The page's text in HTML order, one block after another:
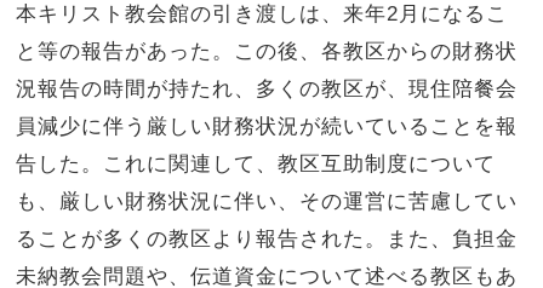
本キリスト教会館の引き渡しは、来年2月になるこ
と等の報告があった。この後、各教区からの財務状
況報告の時間が持たれ、多くの教区が、現住陪餐会
員減少に伴う厳しい財務状況が続いていることを報
告した。これに関連して、教区互助制度について
も、厳しい財務状況に伴い、その運営に苦慮してい
ることが多くの教区より報告された。また、負担金
未納教会問題や、伝道資金について述べる教区もあ